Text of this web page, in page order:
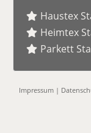
Haustex
Heimtex
Parkett
Impressum |